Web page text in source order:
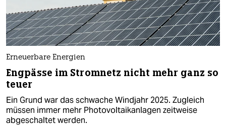
Erneuerbare Energien
Engpässe im Stromnetz nicht mehr ganz so
teuer
Ein Grund war das schwache Windjahr 2025. Zugleich
müssen immer mehr Photovoltaikanlagen zeitweise
abgeschaltet werden.